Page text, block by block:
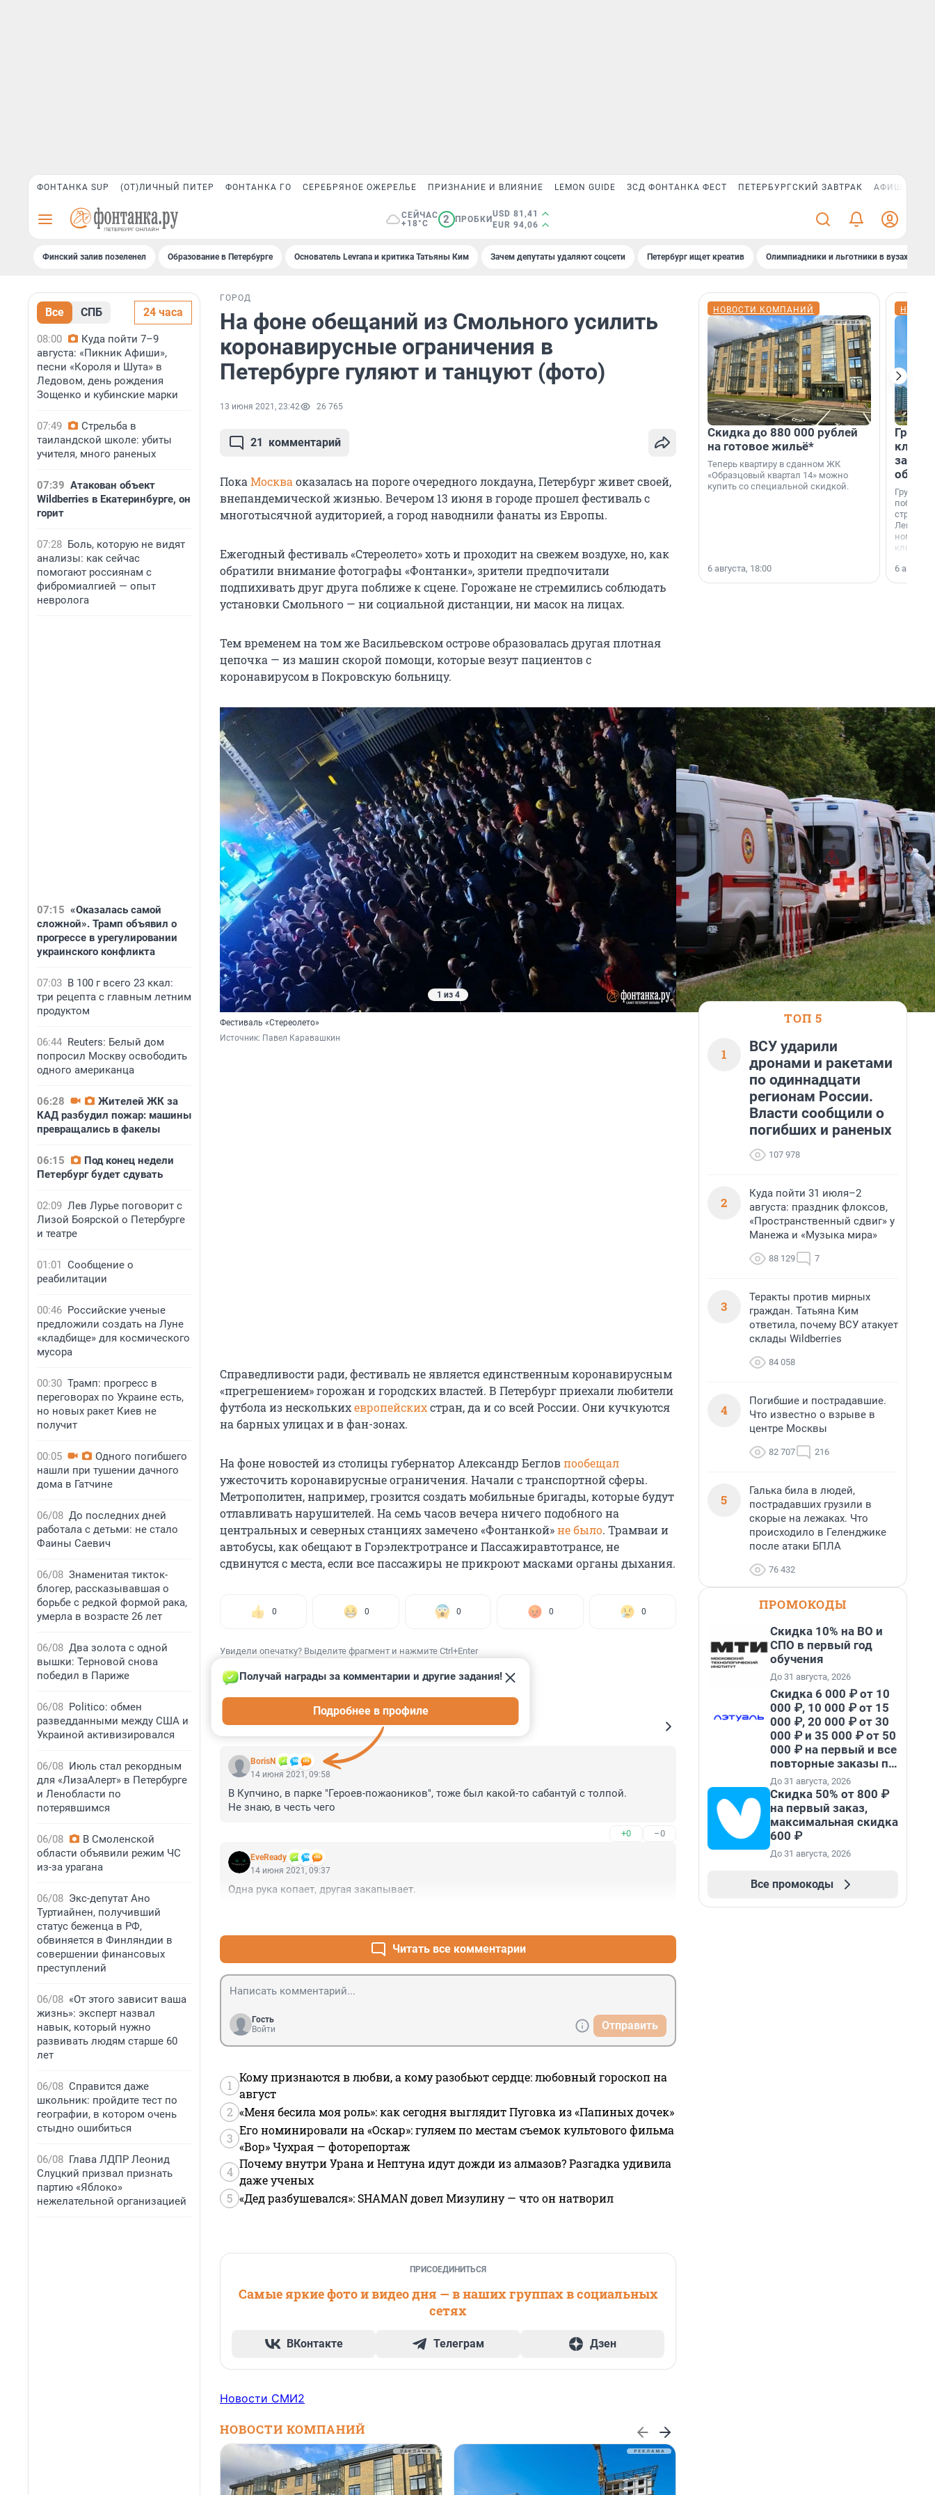
ФОНТАНКА SUP (ОТ)ЛИЧНЫЙ ПИТЕР ФОНТАНКА ГО СЕРЕБРЯНОЕ ОЖЕРЕЛЬЕ ПРИЗНАНИЕ И ВЛИЯНИЕ LEMON GUIDE ЗСД ФОНТАНКА ФЕСТ ПЕТЕРБУРГСКИЙ ЗАВТРАК АФИША PLUS
СЕЙЧАС
+18°C
2 ПРОБКИ
USD 81,41
EUR 94,06
Финский залив позеленел Образование в Петербурге Основатель Levrana и критика Татьяны Ким Зачем депутаты удаляют соцсети Петербург ищет креатив Олимпиадники и льготники в вузах СПб
Все СПБ 24 часа
08:00
Куда пойти 7–9
августа: «Пикник Афиши»,
песни «Короля и Шута» в
Ледовом, день рождения
Зощенко и кубинские марки
07:49
Стрельба в
таиландской школе: убиты
учителя, много раненых
07:39 Атакован объект
Wildberries в Екатеринбурге, он
горит
07:28 Боль, которую не видят
анализы: как сейчас
помогают россиянам с
фибромиалгией — опыт
невролога
07:15 «Оказалась самой
сложной». Трамп объявил о
прогрессе в урегулировании
украинского конфликта
07:03 В 100 г всего 23 ккал:
три рецепта с главным летним
продуктом
06:44 Reuters: Белый дом
попросил Москву освободить
одного американца
06:28
Жителей ЖК за
КАД разбудил пожар: машины
превращались в факелы
06:15
Под конец недели
Петербург будет сдувать
02:09 Лев Лурье поговорит с
Лизой Боярской о Петербурге
и театре
01:01 Сообщение о
реабилитации
00:46 Российские ученые
предложили создать на Луне
«кладбище» для космического
мусора
00:30 Трамп: прогресс в
переговорах по Украине есть,
но новых ракет Киев не
получит
00:05
Одного погибшего
нашли при тушении дачного
дома в Гатчине
06/08 До последних дней
работала с детьми: не стало
Фаины Саевич
06/08 Знаменитая тикток-
блогер, рассказывавшая о
борьбе с редкой формой рака,
умерла в возрасте 26 лет
06/08 Два золота с одной
вышки: Терновой снова
победил в Париже
06/08 Politico: обмен
разведданными между США и
Украиной активизировался
06/08 Июль стал рекордным
для «ЛизаАлерт» в Петербурге
и Ленобласти по
потерявшимся
06/08
В Смоленской
области объявили режим ЧС
из-за урагана
06/08 Экс-депутат Ано
Туртиайнен, получивший
статус беженца в РФ,
обвиняется в Финляндии в
совершении финансовых
преступлений
06/08 «От этого зависит ваша
жизнь»: эксперт назвал
навык, который нужно
развивать людям старше 60
лет
06/08 Справится даже
школьник: пройдите тест по
географии, в котором очень
стыдно ошибиться
06/08 Глава ЛДПР Леонид
Слуцкий призвал признать
партию «Яблоко»
нежелательной организацией
ГОРОД
На фоне обещаний из Смольного усилить
коронавирусные ограничения в
Петербурге гуляют и танцуют (фото)
13 июня 2021, 23:42 26 765
21 комментарий
Пока Москва оказалась на пороге очередного локдауна, Петербург живет своей,
внепандемической жизнью. Вечером 13 июня в городе прошел фестиваль с
многотысячной аудиторией, а город наводнили фанаты из Европы.
Ежегодный фестиваль «Стереолето» хоть и проходит на свежем воздухе, но, как
обратили внимание фотографы «Фонтанки», зрители предпочитали
подпихивать друг друга поближе к сцене. Горожане не стремились соблюдать
установки Смольного — ни социальной дистанции, ни масок на лицах.
Тем временем на том же Васильевском острове образовалась другая плотная
цепочка — из машин скорой помощи, которые везут пациентов с
коронавирусом в Покровскую больницу.
1 из 4
Фестиваль «Стереолето»
Источник: Павел Каравашкин
Справедливости ради, фестиваль не является единственным коронавирусным
«прегрешением» горожан и городских властей. В Петербург приехали любители
футбола из несколькихевропейскихстран, да и со всей России. Они кучкуются
на барных улицах и в фан-зонах.
На фоне новостей из столицы губернатор Александр Бегловпообещал
ужесточить коронавирусные ограничения. Начали с транспортной сферы.
Метрополитен, например, грозится создать мобильные бригады, которые будут
отлавливать нарушителей. На семь часов вечера ничего подобного на
центральных и северных станциях замечено «Фонтанкой»не было. Трамваи и
автобусы, как обещают в Горэлектротрансе и Пассажиравтотрансе, не
сдвинутся с места, если все пассажиры не прикроют масками органы дыхания.
0 0 0 0 0
Увидели опечатку? Выделите фрагмент и нажмите Ctrl+Enter
КОММЕНТАРИИ 21
BorisN
Получай награды за комментарии и другие задания!
Подробнее в профиле
14 июня 2021, 09:58
В Купчино, в парке "Героев-пожаоников", тоже был какой-то сабантуй с толпой.
Не знаю, в честь чего
+0 –0
EveReady
14 июня 2021, 09:37
Одна рука копает, другая закапывает.
Читать все комментарии
Гость
Войти
Отправить
1
Кому признаются в любви, а кому разобьют сердце: любовный гороскоп на
август
2 «Меня бесила моя роль»: как сегодня выглядит Пуговка из «Папиных дочек»
3
Его номинировали на «Оскар»: гуляем по местам съемок культового фильма
«Вор» Чухрая — фоторепортаж
4
Почему внутри Урана и Нептуна идут дожди из алмазов? Разгадка удивила
даже ученых
5 «Дед разбушевался»: SHAMAN довел Мизулину — что он натворил
ПРИСОЕДИНИТЬСЯ
Самые яркие фото и видео дня — в наших группах в социальных
сетях
ВКонтакте Телеграм Дзен
Новости СМИ2
НОВОСТИ КОМПАНИЙ
НОВОСТИ КОМПАНИЙ
Скидка до 880 000 рублей
на готовое жильё*
Теперь квартиру в сданном ЖК
«Образцовый квартал 14» можно
купить со специальной скидкой.
6 августа, 18:00
Группа
области».
6
ТОП 5
1
ВСУ ударили
дронами и ракетами
по одиннадцати
регионам России.
Власти сообщили о
погибших и раненых
107 978
2
Куда пойти 31 июля–2
августа: праздник флоксов,
«Пространственный сдвиг» у
Манежа и «Музыка мира»
88 129 7
3
Теракты против мирных
граждан. Татьяна Ким
ответила, почему ВСУ атакует
склады Wildberries
84 058
4
Погибшие и пострадавшие.
Что известно о взрыве в
центре Москвы
82 707 216
5
Галька била в людей,
пострадавших грузили в
скорые на лежаках. Что
происходило в Геленджике
после атаки БПЛА
76 432
ПРОМОКОДЫ
Скидка 10% на ВО и
СПО в первый год
обучения
До 31 августа, 2026
Скидка 6 000 ₽ от 10
000 ₽, 10 000 ₽ от 15
000 ₽, 20 000 ₽ от 30
000 ₽ и 35 000 ₽ от 50
000 ₽ на первый и все
повторные заказы по
промокоду НАБЕРИ
До 31 августа, 2026
Скидка 50% от 800 ₽
на первый заказ,
максимальная скидка
600 ₽
До 31 августа, 2026
Все промокоды